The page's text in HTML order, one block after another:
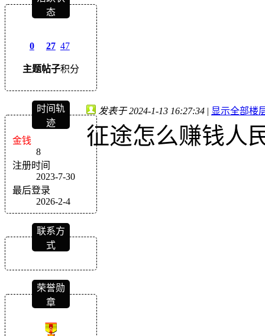
态
0
主题
27
帖子
47
积分
时间轨
迹
金钱
8
注册时间
2023-7-30
最后登录
2026-2-4
联系方
式
荣誉勋
章
发表于 2024-1-13 16:27:34 | 显示全部楼
征途怎么赚钱人